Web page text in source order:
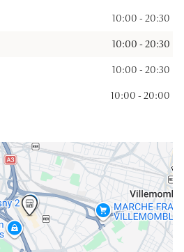
Lunettes
Lunettes
Lunettes
Voir
10:00 - 20:30
10:00 - 20:30
10:00 - 20:30
10:00 - 20:00